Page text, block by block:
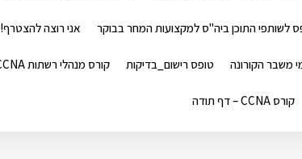
לשותפי התוכן ביה"ס למקצועות המחר בבוקר אני רוצה להצטרף! NEW
משבר הקורונה טופס רישום_בדיקות קורס מנהלי רשתות CCNA מכללת גל
קורס CCNA – דף תודה